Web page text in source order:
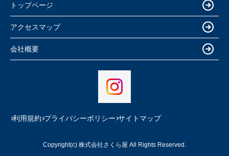
トップページ
アクセスマップ
会社概要
利用規約 プライバシーポリシー サイトマップ
Copyright(c) 株式会社さくら屋 All Rights Reserved.